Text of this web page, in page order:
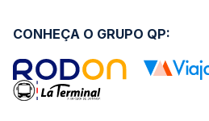
CONHEÇA O GRUPO QP: